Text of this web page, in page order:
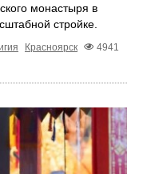
монастыря в
стройке.
Красноярск
4941